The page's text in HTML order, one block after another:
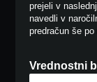
prejeli v
navedli v
predračun še
Vrednostni